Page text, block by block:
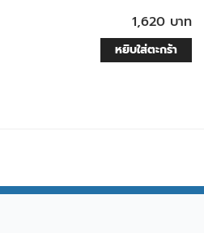
1,620 บาท
หยิบใส่ตะกร้า